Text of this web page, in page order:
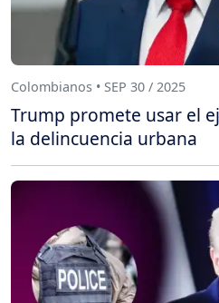
Colombianos • SEP 30 / 2025
Trump promete usar el
la delincuencia urbana